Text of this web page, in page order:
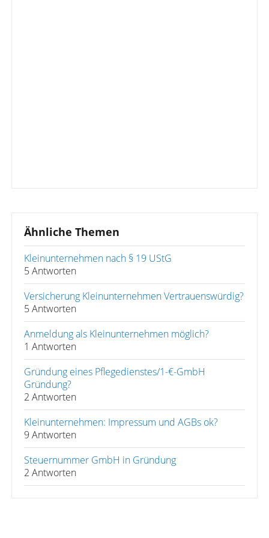
Ähnliche Themen
Kleinunternehmen nach § 19 UStG
5 Antworten
Versicherung Kleinunternehmen Vertrauenswürdig?
5 Antworten
Anmeldung als Kleinunternehmen möglich?
1 Antworten
Gründung eines Pflegedienstes/1-€-GmbH
Gründung?
2 Antworten
Kleinunternehmen: Impressum und AGBs ok?
9 Antworten
Steuernummer GmbH in Gründung
2 Antworten